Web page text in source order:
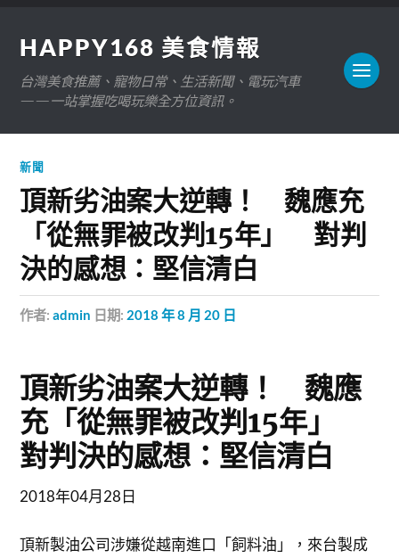
HAPPY168 美食情報
台灣美食推薦、寵物日常、生活新聞、電玩汽車
——一站掌握吃喝玩樂全方位資訊。
新聞
頂新劣油案大逆轉！ 魏應充
「從無罪被改判15年」 對判
決的感想：堅信清白
作者:admin 日期: 2018 年 8 月 20 日
頂新劣油案大逆轉！ 魏應
充「從無罪被改判15年」
對判決的感想：堅信清白
2018年04月28日
頂新製油公司涉嫌從越南進口「飼料油」，來台製成